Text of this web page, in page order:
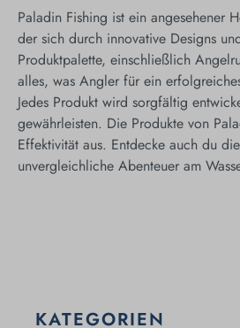
Paladin Fishing ist ein angesehener
der sich durch innovative Designs
Produktpalette, einschließlich
alles, was Angler für ein
Jedes Produkt wird sorgfältig
gewährleisten. Die Produkte von
Effektivität aus. Entdecke auch du
unvergleichliche Abenteuer am
KATEGORIEN